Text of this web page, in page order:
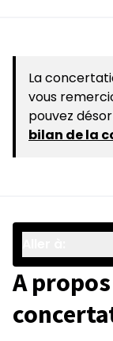
La
vous
pouvez
bilan de la
A